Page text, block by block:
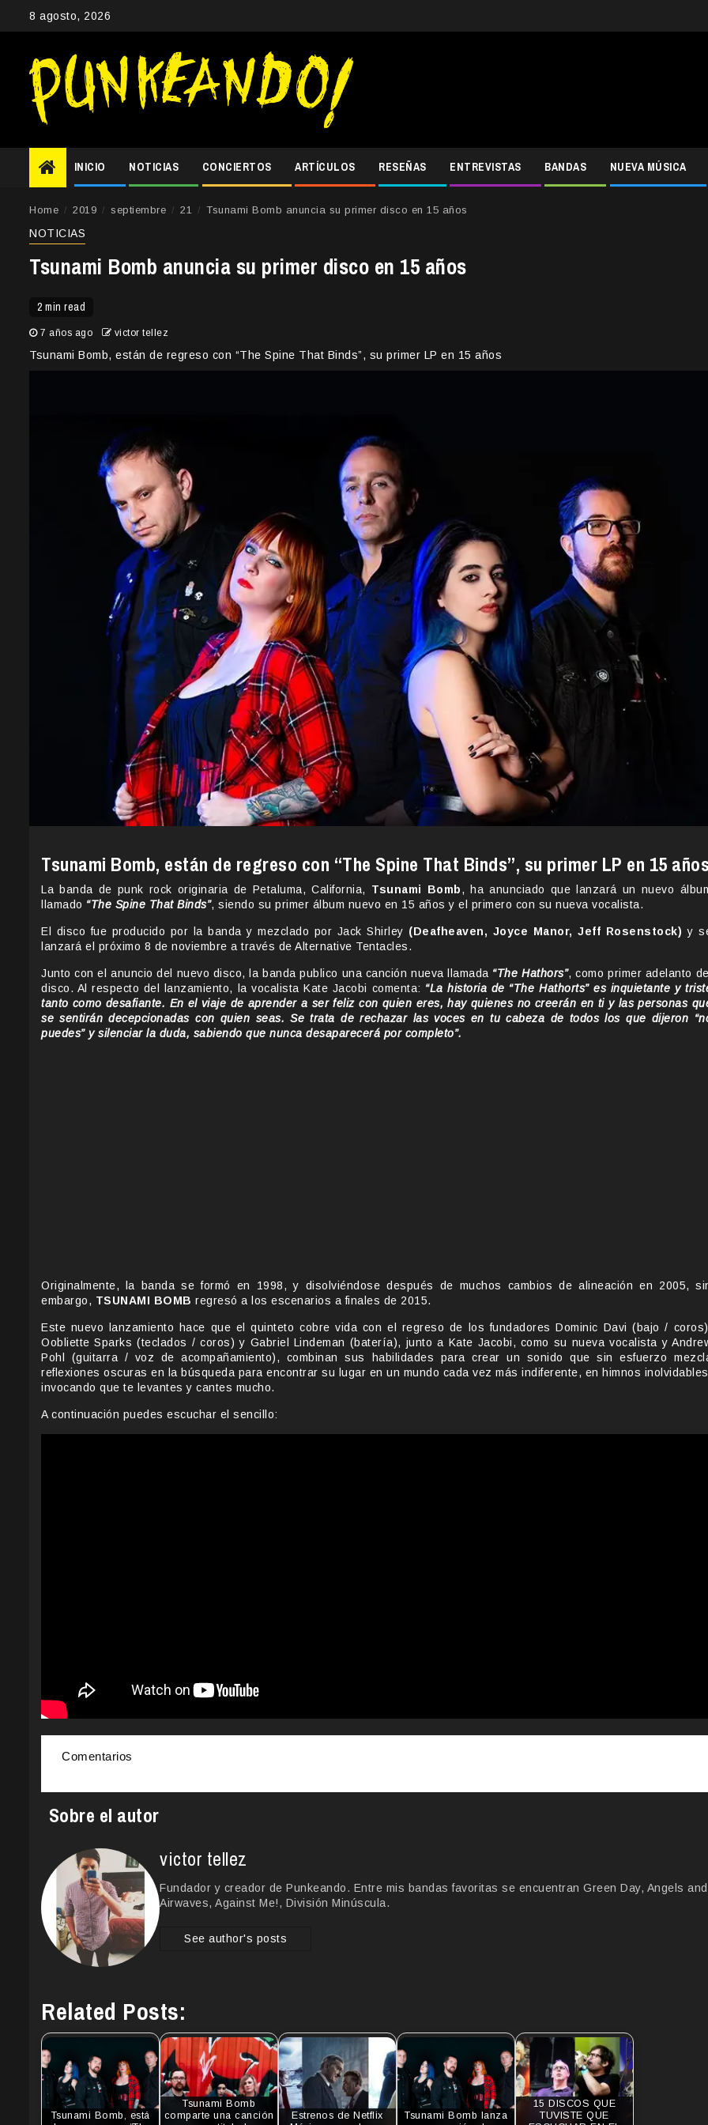
8 agosto, 2026
INICIO NOTICIAS CONCIERTOS ARTÍCULOS RESEÑAS ENTREVISTAS BANDAS NUEVA MÚSICA
Home 2019 septiembre 21 Tsunami Bomb anuncia su primer disco en 15 años
NOTICIAS
Tsunami Bomb anuncia su primer disco en 15 años
2 min read
7 años ago victor tellez
Tsunami Bomb, están de regreso con “The Spine That Binds”, su primer LP en 15 años
Tsunami Bomb, están de regreso con “The Spine That Binds”, su primer LP en 15 años
La banda de punk rock originaria de Petaluma, California, Tsunami Bomb, ha anunciado que lanzará un nuevo
llamado “The Spine That Binds”, siendo su primer álbum nuevo en 15 años y el primero con su nueva vocalista.
El disco fue producido por la banda y mezclado por Jack Shirley (Deafheaven, Joyce Manor, Jeff Rosenstock) y
lanzará el próximo 8 de noviembre a través de Alternative Tentacles.
Junto con el anuncio del nuevo disco, la banda publico una canción nueva llamada “The Hathors”, como primer adelanto del
disco. Al respecto del lanzamiento, la vocalista Kate Jacobi comenta: “La historia de “The Hathorts” es inquietante y
tanto como desafiante. En el viaje de aprender a ser feliz con quien eres, hay quienes no creerán en ti y las personas
se sentirán decepcionadas con quien seas. Se trata de rechazar las voces en tu cabeza de todos los que dijeron
puedes” y silenciar la duda, sabiendo que nunca desaparecerá por completo”.
Originalmente, la banda se formó en 1998, y disolviéndose después de muchos cambios de alineación en 2005,
embargo, TSUNAMI BOMB regresó a los escenarios a finales de 2015.
Este nuevo lanzamiento hace que el quinteto cobre vida con el regreso de los fundadores Dominic Davi (bajo /
Oobliette Sparks (teclados / coros) y Gabriel Lindeman (batería), junto a Kate Jacobi, como su nueva vocalista y
Pohl (guitarra / voz de acompañamiento), combinan sus habilidades para crear un sonido que sin esfuerzo
reflexiones oscuras en la búsqueda para encontrar su lugar en un mundo cada vez más indiferente, en himnos
invocando que te levantes y cantes mucho.
A continuación puedes escuchar el sencillo:
Comentarios
Sobre el autor
victor tellez
Fundador y creador de Punkeando. Entre mis bandas favoritas se encuentran Green Day, Angels and
Airwaves, Against Me!, División Minúscula.
See author's posts
Related Posts:
Tsunami Bomb, está
Tsunami Bomb
comparte una canción
Estrenos de Netflix
Tsunami Bomb lanza
15 DISCOS QUE
TUVISTE QUE